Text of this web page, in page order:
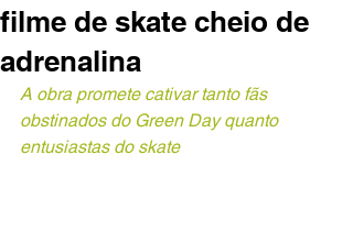
filme de skate cheio de
adrenalina
A obra promete cativar tanto fãs
obstinados do Green Day quanto
entusiastas do skate